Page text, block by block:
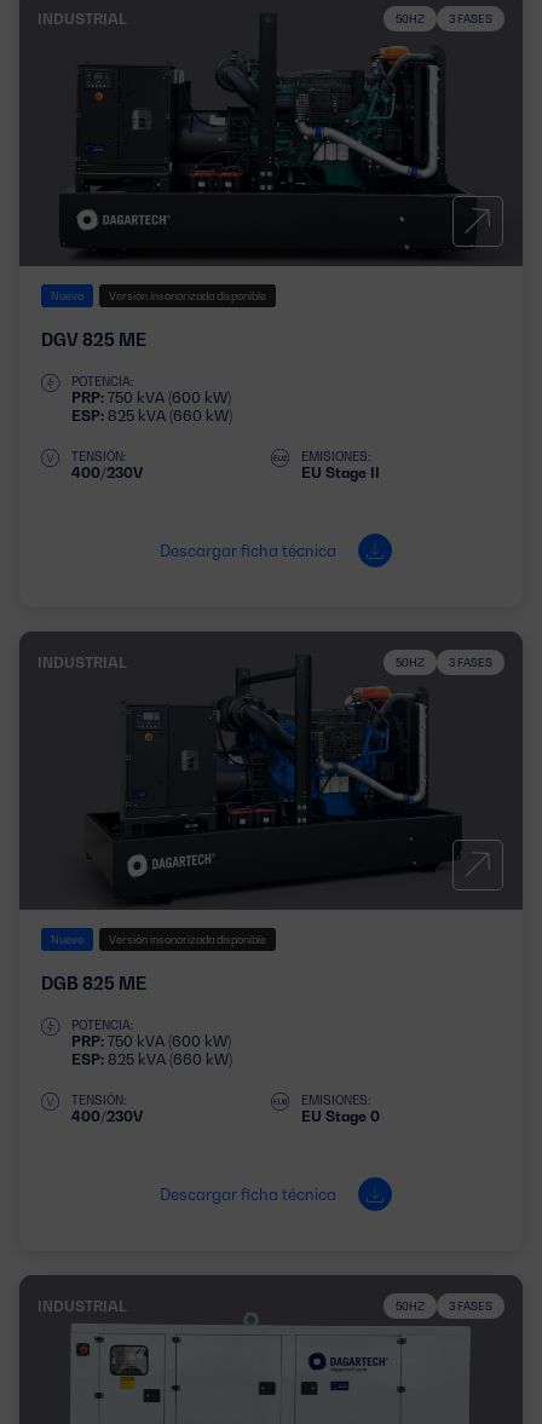
INDUSTRIAL 50HZ 3 FASES
Nuevo Versión insonorizada disponible
DGV 825 ME
POTENCIA:
PRP: 750 kVA (600 kW)
ESP: 825 kVA (660 kW)
TENSIÓN:
400/230V
EMISIONES:
EU Stage II
Descargar ficha técnica
INDUSTRIAL 50HZ 3 FASES
Nuevo Versión insonorizada disponible
DGB 825 ME
POTENCIA:
PRP: 750 kVA (600 kW)
ESP: 825 kVA (660 kW)
TENSIÓN:
400/230V
EMISIONES:
EU Stage 0
Descargar ficha técnica
INDUSTRIAL 50HZ 3 FASES